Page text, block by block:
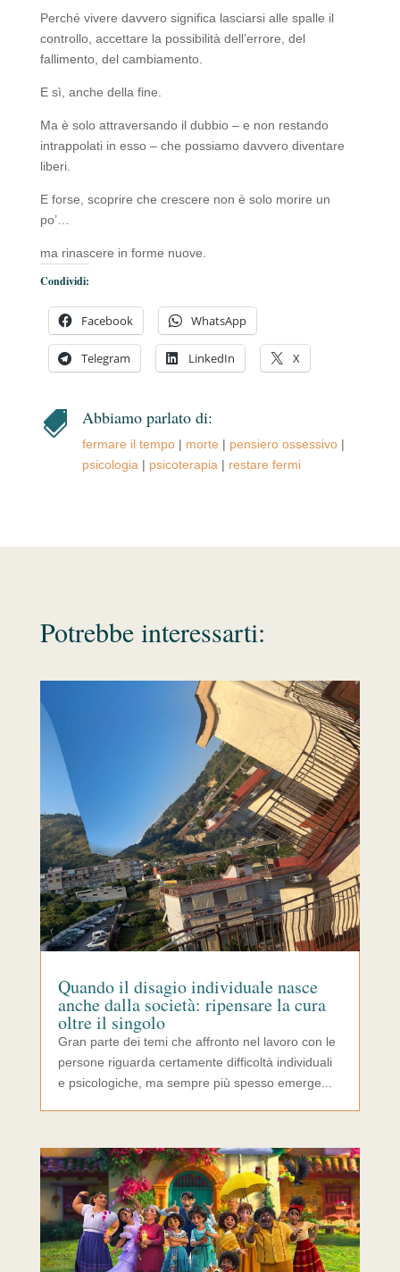
Perché vivere davvero significa lasciarsi alle spalle il
controllo, accettare la possibilità dell’errore, del
fallimento, del cambiamento.
E sì, anche della fine.
Ma è solo attraversando il dubbio – e non restando
intrappolati in esso – che possiamo davvero diventare
liberi.
E forse, scoprire che crescere non è solo morire un
po’…
ma rinascere in forme nuove.
Condividi:
Facebook WhatsApp
Telegram LinkedIn X
 Abbiamo parlato di:
fermare il tempo| morte | pensiero ossessivo|
psicologia | psicoterapia | restare fermi
Potrebbe interessarti:
Quando il disagio individuale nasce
anche dalla società: ripensare la cura
oltre il singolo
Gran parte dei temi che affronto nel lavoro con le
persone riguarda certamente difficoltà individuali
e psicologiche, ma sempre più spesso emerge...